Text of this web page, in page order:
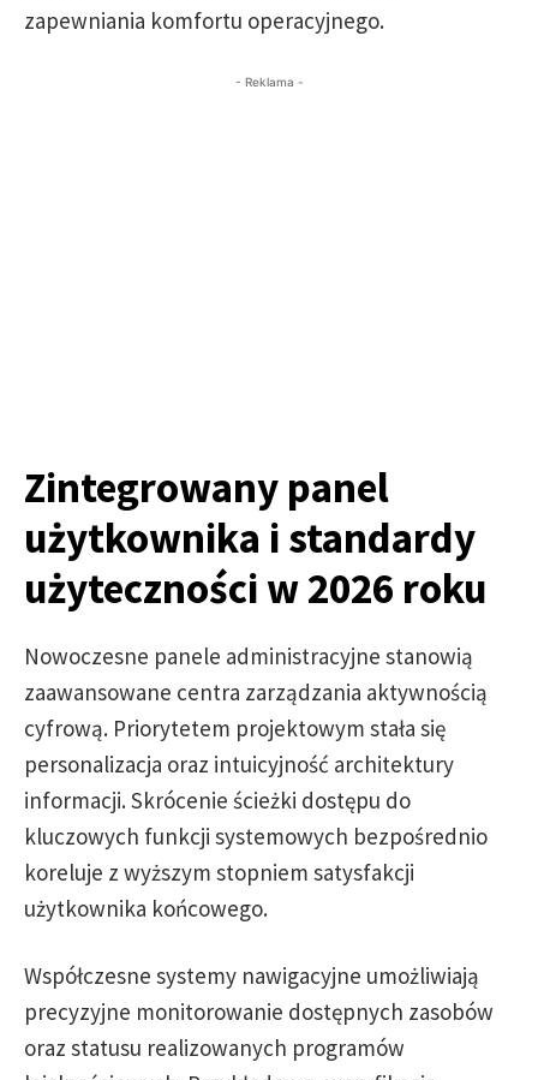
zapewniania komfortu operacyjnego.
- Reklama -
Zintegrowany panel
użytkownika i standardy
użyteczności w 2026 roku
Nowoczesne panele administracyjne stanowią
zaawansowane centra zarządzania aktywnością
cyfrową. Priorytetem projektowym stała się
personalizacja oraz intuicyjność architektury
informacji. Skrócenie ścieżki dostępu do
kluczowych funkcji systemowych bezpośrednio
koreluje z wyższym stopniem satysfakcji
użytkownika końcowego.
Współczesne systemy nawigacyjne umożliwiają
precyzyjne monitorowanie dostępnych zasobów
oraz statusu realizowanych programów